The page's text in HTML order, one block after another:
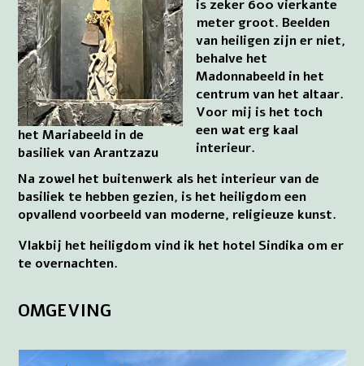
het Mariabeeld in de
basiliek van Arantzazu
is zeker 600 vierkante
meter groot. Beelden
van heiligen zijn er niet,
behalve het
Madonnabeeld in het
centrum van het altaar.
Voor mij is het toch
een wat erg kaal
interieur.
Na zowel het buitenwerk als het interieur van de
basiliek te hebben gezien, is het heiligdom een
opvallend voorbeeld van moderne, religieuze kunst.
Vlakbij het heiligdom vind ik het hotel Sindika om er
te overnachten.
OMGEVING